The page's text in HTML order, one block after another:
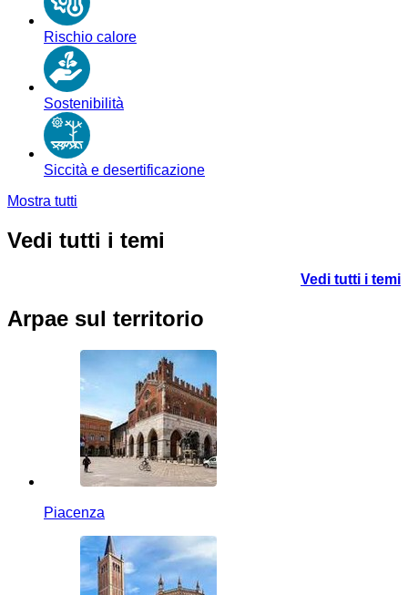
Rischio calore
Sostenibilità
Siccità e desertificazione
Mostra tutti
Vedi tutti i temi
Vedi tutti i temi
Arpae sul territorio
Piacenza